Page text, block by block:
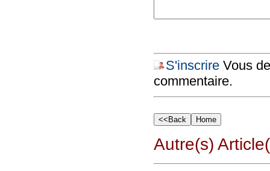
S'inscrireVous
commentaire.
Autre(s)